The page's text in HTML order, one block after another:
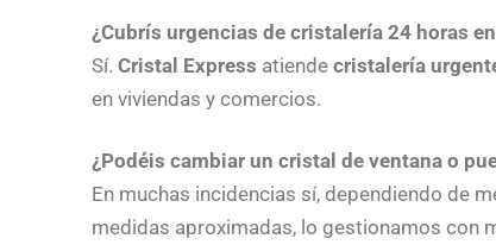
¿Cubrís urgencias de cristalería 24 horas
Sí.Cristal Express atiendecristalería
en viviendas y comercios.
¿Podéis cambiar un cristal de ventana o
En muchas incidencias sí, dependiendo de
medidas aproximadas, lo gestionamos con